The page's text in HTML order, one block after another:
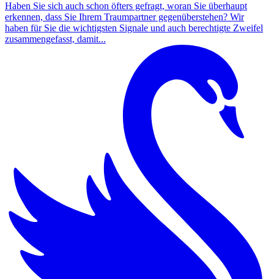
Haben Sie sich auch schon öfters gefragt, woran Sie überhaupt
erkennen, dass Sie Ihrem Traumpartner gegenüberstehen? Wir
haben für Sie die wichtigsten Signale und auch berechtigte Zweifel
zusammengefasst, damit...